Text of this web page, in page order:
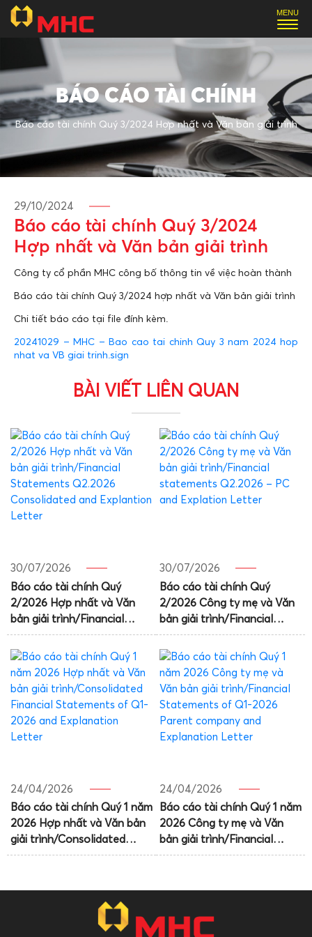
BÁO CÁO TÀI CHÍNH
Báo cáo tài chính Quý 3/2024 Hợp nhất và Văn bản giải trình
29/10/2024
Báo cáo tài chính Quý 3/2024
Hợp nhất và Văn bản giải trình
Công ty cổ phần MHC công bố thông tin về việc hoàn thành
Báo cáo tài chính Quý 3/2024 hợp nhất và Văn bản giải trình
Chi tiết báo cáo tại file đính kèm.
20241029 – MHC – Bao cao tai chinh Quy 3 nam 2024 hop
nhat va VB giai trinh.sign
BÀI VIẾT LIÊN QUAN
30/07/2026
Báo cáo tài chính Quý
2/2026 Hợp nhất và Văn
bản giải trình/Financial
Statements Q2.2026
Consolidated and
Explantion Letter
30/07/2026
Báo cáo tài chính Quý
2/2026 Công ty mẹ và Văn
bản giải trình/Financial
statements Q2.2026 – PC
and Explation Letter
24/04/2026
Báo cáo tài chính Quý 1 năm
2026 Hợp nhất và Văn bản
giải trình/Consolidated
Financial Statements of Q1-
Letter
24/04/2026
Báo cáo tài chính Quý 1 năm
2026 Công ty mẹ và Văn
bản giải trình/Financial
Statements of Q1-2026
Explanation Letter